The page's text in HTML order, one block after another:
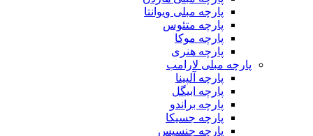
پارچه مبلی ویوانتا
پارچه متئوس
پارچه موکا
پارچه هنری
پارچه مبلی لارامب
پارچه آلپینا
پارچه ابیگل
پارچه براندو
پارچه جسیکا
پارچه جنسیس